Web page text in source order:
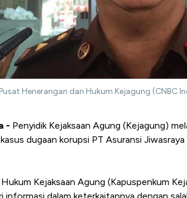
Henerangan dan Hukum Kejagung (CNBC
- Penyidik Kejaksaan Agung (Kejagung)
dugaan korupsi PT Asuransi
Kejaksaan Agung (Kapuspenkum